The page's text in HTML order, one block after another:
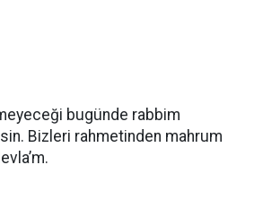
bugünde rabbim
Bizleri rahmetinden mahrum